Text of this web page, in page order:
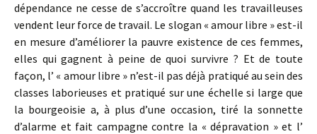
dépendance ne cesse de s’accroître quand les travailleuses
vendent leur force de travail. Le slogan « amour libre » est-il
en mesure d’améliorer la pauvre existence de ces femmes,
elles qui gagnent à peine de quoi survivre ? Et de toute
façon, l’ « amour libre » n’est-il pas déjà pratiqué au sein des
classes laborieuses et pratiqué sur une échelle si large que
la bourgeoisie a, à plus d’une occasion, tiré la sonnette
d’alarme et fait campagne contre la « dépravation » et l’